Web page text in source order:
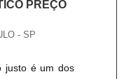
PREÇO
- SP
justo é um dos